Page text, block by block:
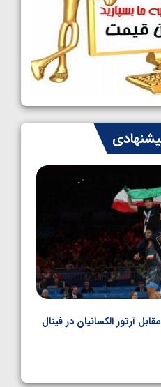
سکوی تیمی
در پنج وزن دوم
رضایی تنها طلایی
آرتور الکسانیان در فینال